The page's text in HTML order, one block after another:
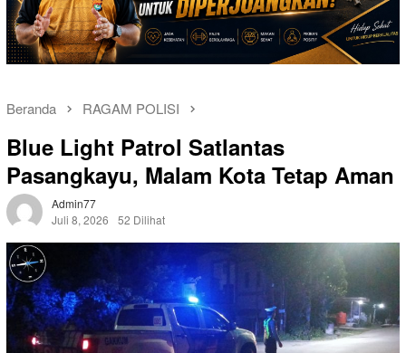
Beranda RAGAM POLISI
Blue Light Patrol Satlantas
Pasangkayu, Malam Kota Tetap Aman
Admin77
Juli 8, 2026
52 Dilihat